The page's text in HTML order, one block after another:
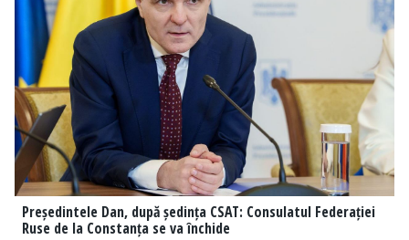
Președintele Dan, după ședința CSAT: Consulatul Federației
Ruse de la Constanța se va închide